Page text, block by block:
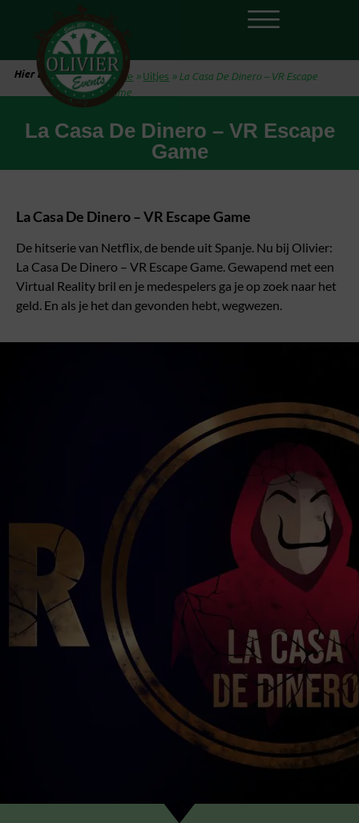
Hier ben je: Home »Uitjes »La Casa De Dinero – VR Escape
Game
La Casa De Dinero – VR Escape
Game
La Casa De Dinero – VR Escape Game
De hitserie van Netflix, de bende uit Spanje. Nu bij Olivier:
La Casa De Dinero – VR Escape Game. Gewapend met een
Virtual Reality bril en je medespelers ga je op zoek naar het
geld. En als je het dan gevonden hebt, wegwezen.